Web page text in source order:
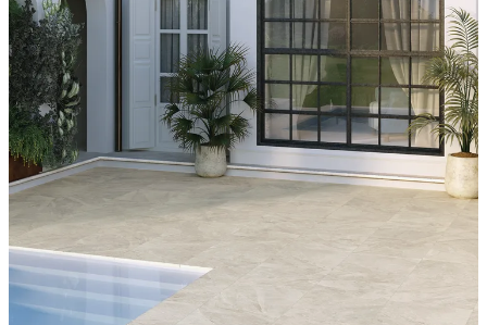
Slate antracite
flishelle 60x60 20mm
119
Spar 70
100+ stk
Konkrete bianco
flishelle 60x60 20mm
139